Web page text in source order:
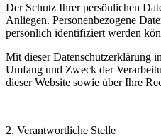
Der Schutz Ihrer persönlichen
Anliegen. Personenbezogene
persönlich identifiziert werden
Mit dieser Datenschutzerklärung
Umfang und Zweck der
dieser Website sowie über Ihre
2. Verantwortliche Stelle